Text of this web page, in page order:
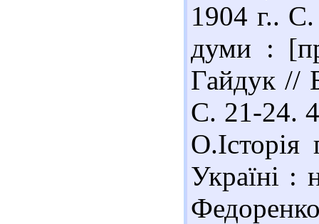
1904 г..
думи :
Гайдук //
С. 21-24.
О.Історія
Україні